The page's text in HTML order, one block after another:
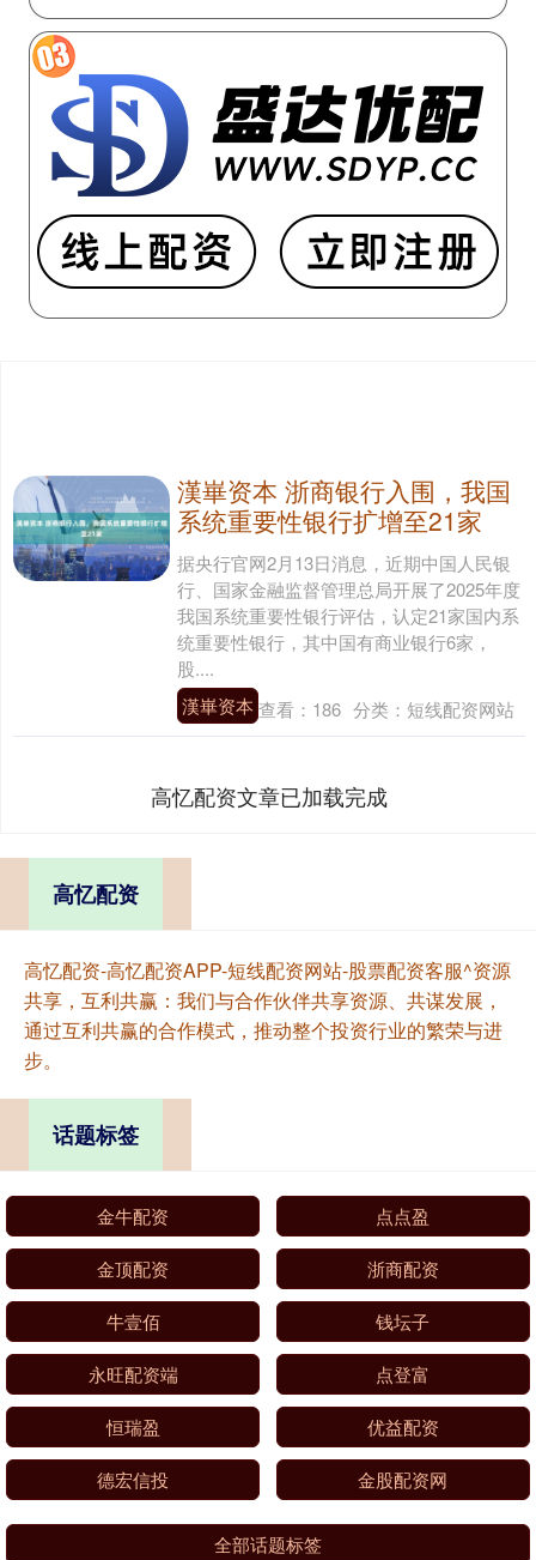
漢崋资本 浙商银行入围，我国
系统重要性银行扩增至21家
据央行官网2月13日消息，近期中国人民银
行、国家金融监督管理总局开展了2025年度
我国系统重要性银行评估，认定21家国内系
统重要性银行，其中国有商业银行6家，
股....
漢崋资本 查看： 186 分类： 短线配资网站
高忆配资文章已加载完成
高忆配资
高忆配资-高忆配资APP-短线配资网站-股票配资客服^资源
共享，互利共赢：我们与合作伙伴共享资源、共谋发展，
通过互利共赢的合作模式，推动整个投资行业的繁荣与进
步。
话题标签
金牛配资 点点盈
金顶配资 浙商配资
牛壹佰 钱坛子
永旺配资端 点登富
恒瑞盈 优益配资
德宏信投 金股配资网
全部话题标签